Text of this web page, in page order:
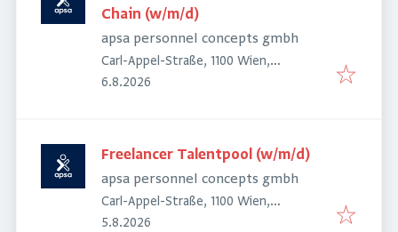
Chain (w/m/d)
apsa personnel concepts gmbh
Carl-Appel-Straße, 1100 Wien,
Österreich
Veröffentlicht
6.8.2026
Freelancer Talentpool (w/m/d)
apsa personnel concepts gmbh
Carl-Appel-Straße, 1100 Wien,
Österreich
Veröffentlicht
5.8.2026